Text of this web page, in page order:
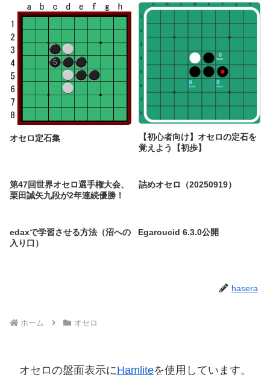
オセロ定石集
【初心者向け】オセロの定石を
覚えよう【初歩】
第47回世界オセロ選手権大会、
栗田誠矢九段が2年連続優勝！
詰めオセロ（20250919）
edaxで学習させる方法（沼への
入り口）
Egaroucid 6.3.0公開
hasera
ホーム オセロ
オセロの盤面表示にHamliteを使用しています。